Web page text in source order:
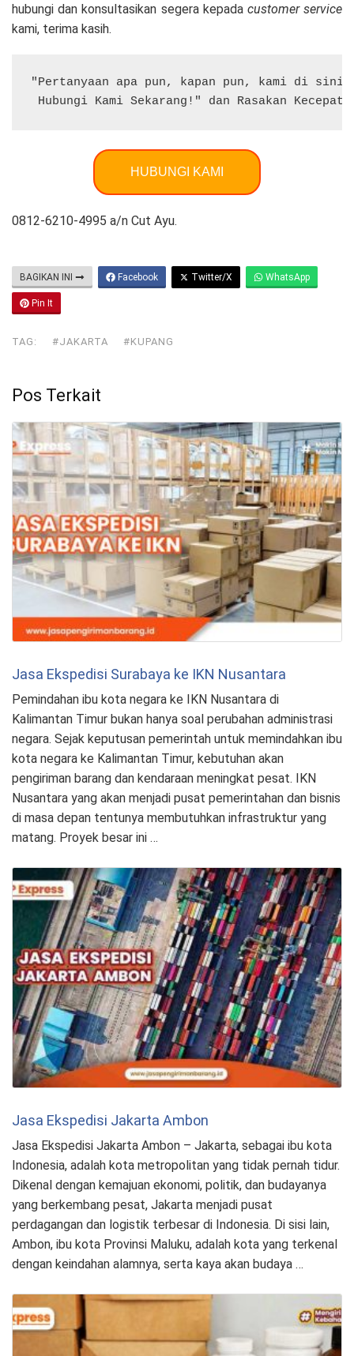
hubungi dan konsultasikan segera kepada customer service
kami, terima kasih.
"Pertanyaan apa pun, kapan pun, kami di sini
Hubungi Kami Sekarang!" dan Rasakan
HUBUNGI KAMI
0812-6210-4995 a/n Cut Ayu.
BAGIKAN INI Facebook Twitter/X WhatsApp
Pin It
TAG: #JAKARTA #KUPANG
Pos Terkait
Jasa Ekspedisi Surabaya ke IKN Nusantara
Pemindahan ibu kota negara ke IKN Nusantara di
Kalimantan Timur bukan hanya soal perubahan administrasi
negara. Sejak keputusan pemerintah untuk memindahkan ibu
kota negara ke Kalimantan Timur, kebutuhan akan
pengiriman barang dan kendaraan meningkat pesat. IKN
Nusantara yang akan menjadi pusat pemerintahan dan bisnis
di masa depan tentunya membutuhkan infrastruktur yang
matang. Proyek besar ini …
Jasa Ekspedisi Jakarta Ambon
Jasa Ekspedisi Jakarta Ambon – Jakarta, sebagai ibu kota
Indonesia, adalah kota metropolitan yang tidak pernah tidur.
Dikenal dengan kemajuan ekonomi, politik, dan budayanya
yang berkembang pesat, Jakarta menjadi pusat
perdagangan dan logistik terbesar di Indonesia. Di sisi lain,
Ambon, ibu kota Provinsi Maluku, adalah kota yang terkenal
dengan keindahan alamnya, serta kaya akan budaya …